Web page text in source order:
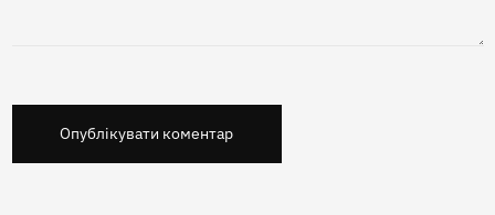
Опублікувати коментар